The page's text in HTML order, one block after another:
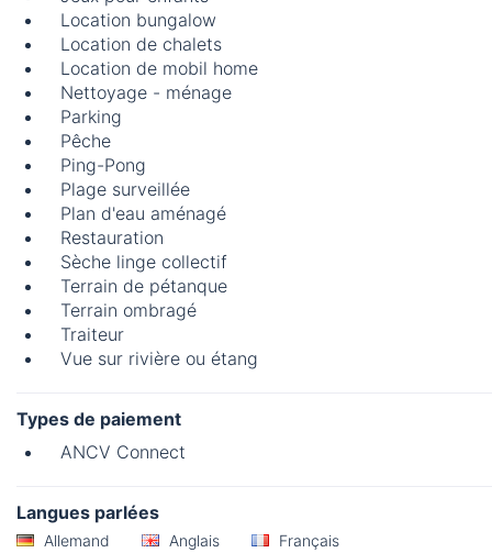
Location bungalow
Location de chalets
Location de mobil home
Nettoyage - ménage
Parking
Pêche
Ping-Pong
Plage surveillée
Plan d'eau aménagé
Restauration
Sèche linge collectif
Terrain de pétanque
Terrain ombragé
Traiteur
Vue sur rivière ou étang
Types de paiement
ANCV Connect
Langues parlées
Allemand Anglais Français